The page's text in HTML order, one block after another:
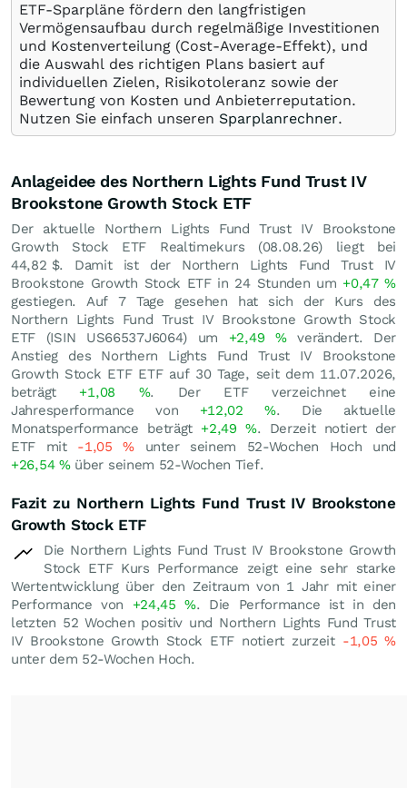
ETF-Sparpläne fördern den langfristigen
Vermögensaufbau durch regelmäßige Investitionen
und Kostenverteilung (Cost-Average-Effekt), und
die Auswahl des richtigen Plans basiert auf
individuellen Zielen, Risikotoleranz sowie der
Bewertung von Kosten und Anbieterreputation.
Nutzen Sie einfach unseren Sparplanrechner.
Anlageidee des Northern Lights Fund Trust IV
Brookstone Growth Stock ETF
Der aktuelle Northern Lights Fund Trust IV Brookstone
Growth Stock ETF Realtimekurs (08.08.26) liegt bei
44,82 $. Damit ist der Northern Lights Fund Trust IV
Brookstone Growth Stock ETF in 24 Stunden um +0,47%
gestiegen. Auf 7 Tage gesehen hat sich der Kurs des
Northern Lights Fund Trust IV Brookstone Growth Stock
ETF (ISIN US66537J6064) um +2,49 %verändert. Der
Anstieg des Northern Lights Fund Trust IV Brookstone
Growth Stock ETF ETF auf 30 Tage, seit dem 11.07.2026,
beträgt +1,08 %. Der ETF verzeichnet eine
Jahresperformance von +12,02%. Die aktuelle
Monatsperformance beträgt +2,49 %. Derzeit notiert der
ETF mit -1,05% unter seinem 52-Wochen Hoch und
+26,54 %über seinem 52-Wochen Tief.
Fazit zu Northern Lights Fund Trust IV Brookstone
Growth Stock ETF
Die Northern Lights Fund Trust IV Brookstone Growth
Stock ETF Kurs Performance zeigt eine sehr starke
Wertentwicklung über den Zeitraum von 1 Jahr mit einer
Performance von +24,45%. Die Performance ist in den
letzten 52 Wochen positiv und Northern Lights Fund Trust
IV Brookstone Growth Stock ETF notiert zurzeit -1,05%
unter dem 52-Wochen Hoch.